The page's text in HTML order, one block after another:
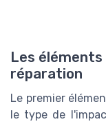
Les
réparation
Le premier
le type de